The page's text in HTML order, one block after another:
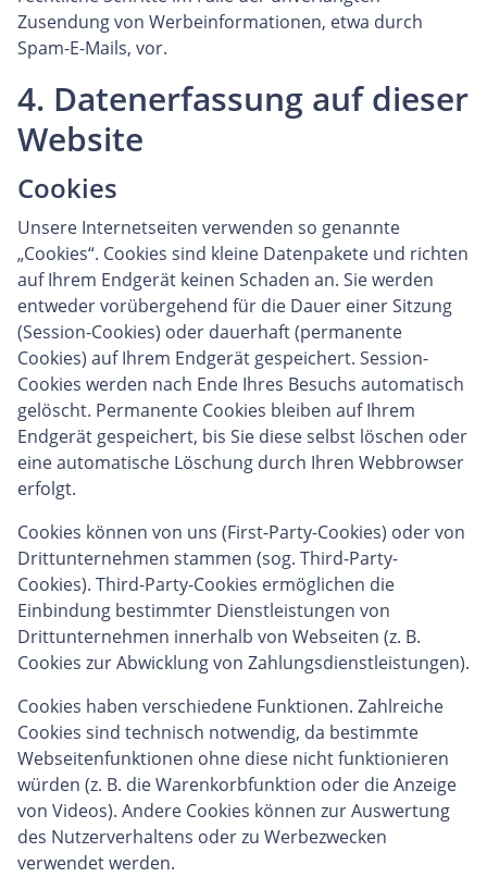
Zusendung von Werbeinformationen, etwa durch
Spam-E-Mails, vor.
4. Datenerfassung auf dieser
Website
Cookies
Unsere Internetseiten verwenden so genannte
„Cookies“. Cookies sind kleine Datenpakete und richten
auf Ihrem Endgerät keinen Schaden an. Sie werden
entweder vorübergehend für die Dauer einer Sitzung
(Session-Cookies) oder dauerhaft (permanente
Cookies) auf Ihrem Endgerät gespeichert. Session-
Cookies werden nach Ende Ihres Besuchs automatisch
gelöscht. Permanente Cookies bleiben auf Ihrem
Endgerät gespeichert, bis Sie diese selbst löschen oder
eine automatische Löschung durch Ihren Webbrowser
erfolgt.
Cookies können von uns (First-Party-Cookies) oder von
Drittunternehmen stammen (sog. Third-Party-
Cookies). Third-Party-Cookies ermöglichen die
Einbindung bestimmter Dienstleistungen von
Drittunternehmen innerhalb von Webseiten (z. B.
Cookies zur Abwicklung von Zahlungsdienstleistungen).
Cookies haben verschiedene Funktionen. Zahlreiche
Cookies sind technisch notwendig, da bestimmte
Webseitenfunktionen ohne diese nicht funktionieren
würden (z. B. die Warenkorbfunktion oder die Anzeige
von Videos). Andere Cookies können zur Auswertung
des Nutzerverhaltens oder zu Werbezwecken
verwendet werden.